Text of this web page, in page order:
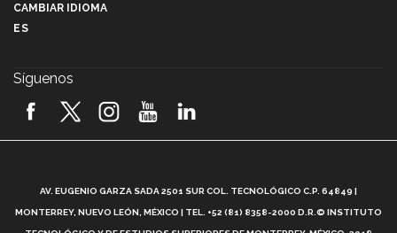
2026! (video)
¿Cómo es el Modelo Educativo Tec? (video)
CAMBIAR IDIOMA
ES
Síguenos
AV. EUGENIO GARZA SADA 2501 SUR COL. TECNOLÓGICO C.P. 64849 |
MONTERREY, NUEVO LEÓN, MÉXICO | TEL. +52 (81) 8358-2000 D.R.© INSTITUTO